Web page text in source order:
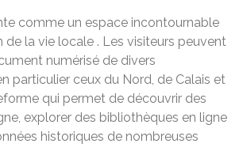
comme un espace incontournable
de la vie locale . Les visiteurs peuvent
numérisé de divers
particulier ceux du Nord, de Calais et
qui permet de découvrir des
explorer des bibliothèques en ligne
historiques de nombreuses